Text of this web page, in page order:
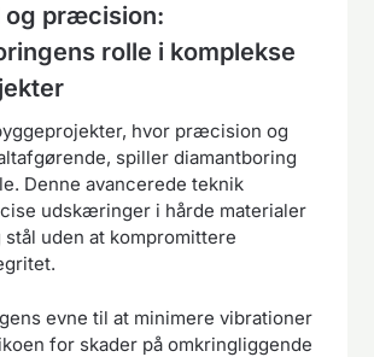
og præcision:
rolle i komplekse
hvor præcision og
spiller diamantboring
Denne avancerede teknik
udskæringer i hårde materialer
stål uden at kompromittere
evne til at minimere vibrationer
for skader på omkringliggende